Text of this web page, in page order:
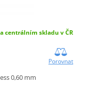
centrálním skladu v ČR
Porovnat
0,60 mm